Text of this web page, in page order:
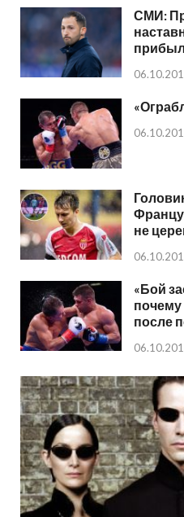
СМИ:
не
«Бой
почему
после